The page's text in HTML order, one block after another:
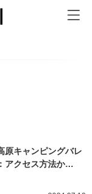
原キャンピングバレ
アクセス方法か…